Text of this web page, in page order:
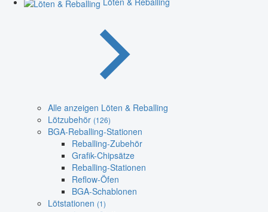
Alle anzeigen Löten & Reballing
Lötzubehör (126)
BGA-Reballing-Stationen
Reballing-Zubehör
Grafik-Chipsätze
Reballing-Stationen
Reflow-Öfen
BGA-Schablonen
Lötstationen (1)